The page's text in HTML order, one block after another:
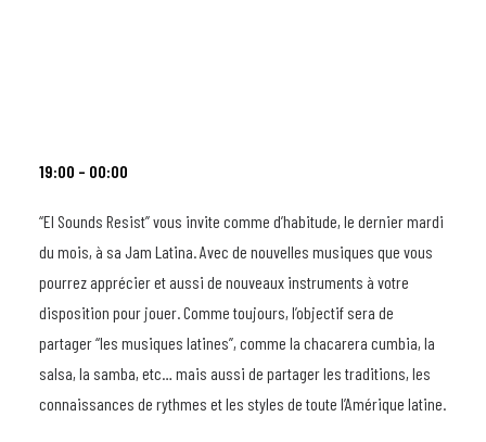
19:00 – 00:00
“El Sounds Resist” vous invite comme d’habitude, le dernier mardi
du mois, à sa Jam Latina. Avec de nouvelles musiques que vous
pourrez apprécier et aussi de nouveaux instruments à votre
disposition pour jouer. Comme toujours, l’objectif sera de
partager “les musiques latines”, comme la chacarera cumbia, la
salsa, la samba, etc… mais aussi de partager les traditions, les
connaissances de rythmes et les styles de toute l’Amérique latine.